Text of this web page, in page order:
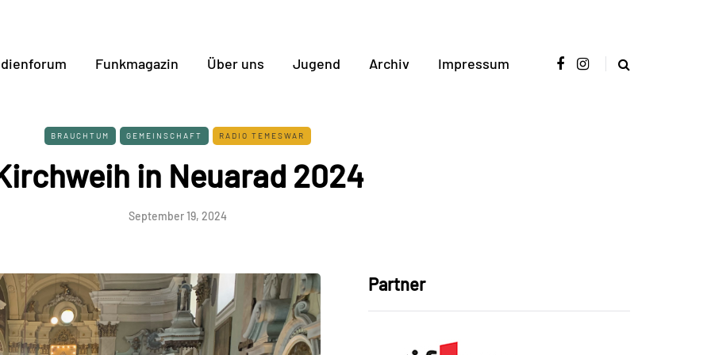
Funkmagazin Über uns Jugend Archiv Impressum
BRAUCHTUM GEMEINSCHAFT RADIO TEMESWAR
in Neuarad 2024
September 19, 2024
Partner